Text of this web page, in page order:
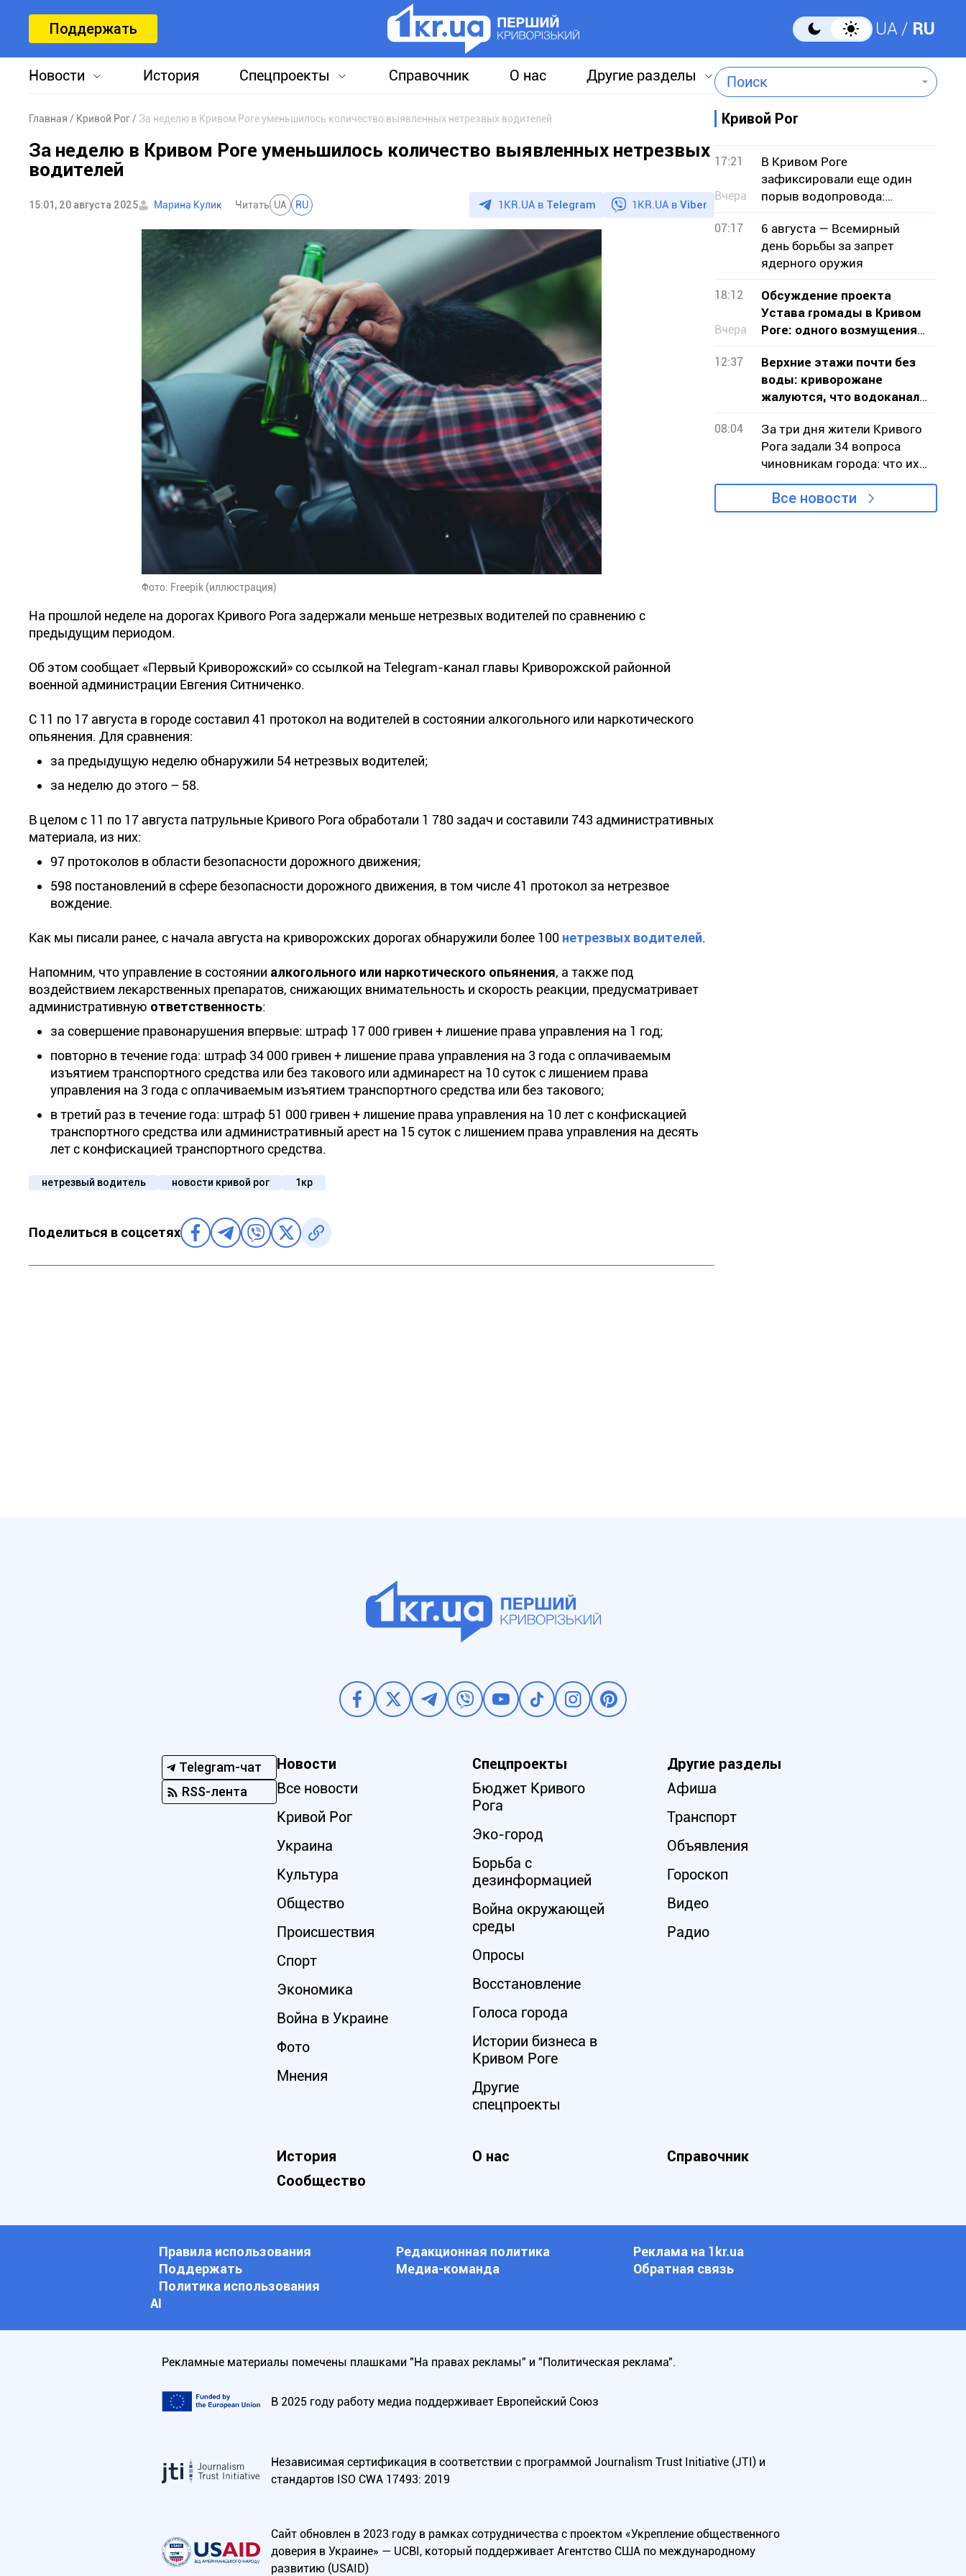
Поддержать UA RU
Новости История Спецпроекты Справочник О нас Другие разделы Поиск
Главная Кривой Рог За неделю в Кривом Роге уменьшилось количество выявленных нетрезвых водителей
За неделю в Кривом Роге уменьшилось количество выявленных нетрезвых
водителей
15:01, 20 августа 2025 Марина Кулик Читать UA RU 1KR.UA в Telegram 1KR.UA в Viber
Фото: Freepik (иллюстрация)
На прошлой неделе на дорогах Кривого Рога задержали меньше нетрезвых водителей по сравнению с
предыдущим периодом.
Об этом сообщает «Первый Криворожский» со ссылкой на Telegram-канал главы Криворожской районной
военной администрации Евгения Ситниченко.
С 11 по 17 августа в городе составил 41 протокол на водителей в состоянии алкогольного или наркотического
опьянения. Для сравнения:
за предыдущую неделю обнаружили 54 нетрезвых водителей;
за неделю до этого – 58.
В целом с 11 по 17 августа патрульные Кривого Рога обработали 1 780 задач и составили 743 административных
материала, из них:
97 протоколов в области безопасности дорожного движения;
598 постановлений в сфере безопасности дорожного движения, в том числе 41 протокол за нетрезвое
вождение.
Как мы писали ранее, с начала августа на криворожских дорогах обнаружили более 100 нетрезвых водителей.
Напомним, что управление в состоянии алкогольного или наркотического опьянения, а также под
воздействием лекарственных препаратов, снижающих внимательность и скорость реакции, предусматривает
административную ответственность:
за совершение правонарушения впервые: штраф 17 000 гривен + лишение права управления на 1 год;
повторно в течение года: штраф 34 000 гривен + лишение права управления на 3 года с оплачиваемым
изъятием транспортного средства или без такового или админарест на 10 суток с лишением права
управления на 3 года с оплачиваемым изъятием транспортного средства или без такового;
в третий раз в течение года: штраф 51 000 гривен + лишение права управления на 10 лет с конфискацией
транспортного средства или административный арест на 15 суток с лишением права управления на десять
лет с конфискацией транспортного средства.
нетрезвый водитель новости кривой рог 1кр
Поделиться в соцсетях
Кривой Рог
17:21
Вчера
В Кривом Роге
зафиксировали еще один
порыв водопровода:
подтопило земельные
участки
07:17
6 августа — Всемирный
день борьбы за запрет
ядерного оружия
18:12
Вчера
Обсуждение проекта
Устава громады в Кривом
Роге: одного возмущения
мало, нужно действовать
12:37
Верхние этажи почти без
воды: криворожане
жалуются, что водоканал
не признает проблему
08:04
За три дня жители Кривого
Рога задали 34 вопроса
чиновникам города: что их
беспокоило
Все новости
Telegram-чат
RSS-лента
Новости
Все новости
Кривой Рог
Украина
Культура
Общество
Происшествия
Спорт
Экономика
Война в Украине
Фото
Мнения
Спецпроекты
Бюджет Кривого
Рога
Эко-город
Борьба с
дезинформацией
Война окружающей
среды
Опросы
Восстановление
Голоса города
Истории бизнеса в
Кривом Роге
Другие
спецпроекты
Другие разделы
Афиша
Транспорт
Объявления
Гороскоп
Видео
Радио
История О нас
Справочник
Сообщество
Правила использования Редакционная политика
Реклама на 1kr.ua
Поддержать
Медиа-команда
Обратная связь
Политика использования
АI
Рекламные материалы помечены плашками "На правах рекламы" и "Политическая реклама".
В 2025 году работу медиа поддерживает Европейский Союз
Независимая сертификация в соответствии с программой Journalism Trust Initiative (JTI) и
стандартов ISO CWA 17493: 2019
Сайт обновлен в 2023 году в рамках сотрудничества с проектом «Укрепление общественного
доверия в Украине» — UCBI, который поддерживает Агентство США по международному
развитию (USAID)